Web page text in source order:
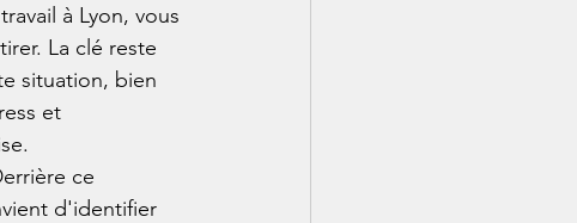
à Lyon, vous
La clé reste
situation, bien
et
ce
d'identifier